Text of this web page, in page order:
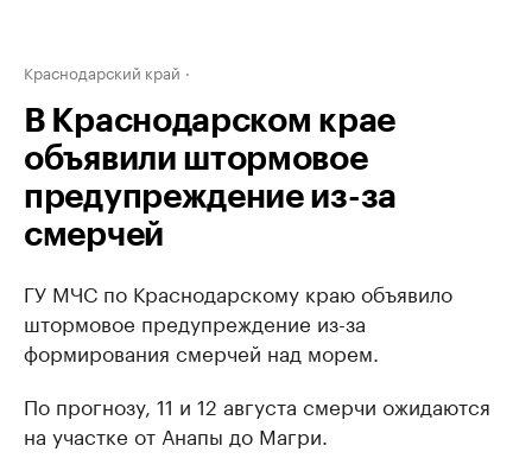
Краснодарский край
В Краснодарском крае
объявили штормовое
предупреждение из-за
смерчей
ГУ МЧС по Краснодарскому краю объявило
штормовое предупреждение из-за
формирования смерчей над морем.
По прогнозу, 11 и 12 августа смерчи ожидаются
на участке от Анапы до Магри.